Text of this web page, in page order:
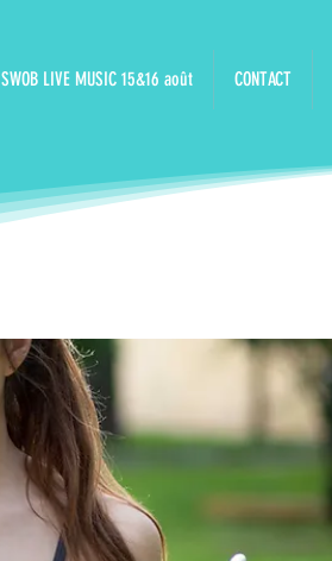
SWOB LIVE MUSIC 15&16 août CONTACT